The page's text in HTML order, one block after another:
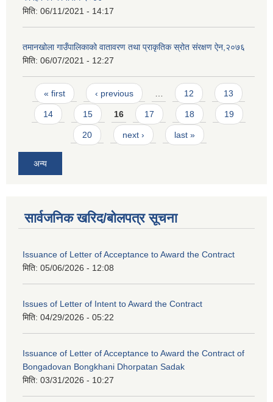
मिति: 06/11/2021 - 14:17
तमानखोला गाउँपालिकाको वातावरण तथा प्राकृतिक स्रोत संरक्षण ऐन,२०७६
मिति: 06/07/2021 - 12:27
Pages
« first ‹ previous … 12 13
14 15 16 17 18 19
20 next › last »
अन्य
सार्वजनिक खरिद/बोलपत्र सूचना
Issuance of Letter of Acceptance to Award the Contract
मिति: 05/06/2026 - 12:08
Issues of Letter of Intent to Award the Contract
मिति: 04/29/2026 - 05:22
Issuance of Letter of Acceptance to Award the Contract of
Bongadovan Bongkhani Dhorpatan Sadak
मिति: 03/31/2026 - 10:27